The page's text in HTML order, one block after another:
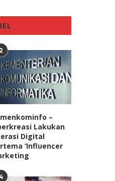
–
Lakukan
Digital
‘Influencer